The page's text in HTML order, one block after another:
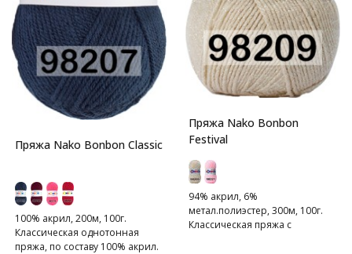
Пряжа Nako Bonbon Classic
100% акрил, 200м, 100г.
Классическая однотонная
пряжа, по составу 100% акрил.
Пряжа Nako Bonbon
Festival
94% акрил, 6%
метал.полиэстер, 300м, 100г.
Классическая пряжа с